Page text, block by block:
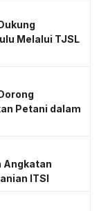
Melalui TJSL
Petani dalam
Angkatan
ITSI